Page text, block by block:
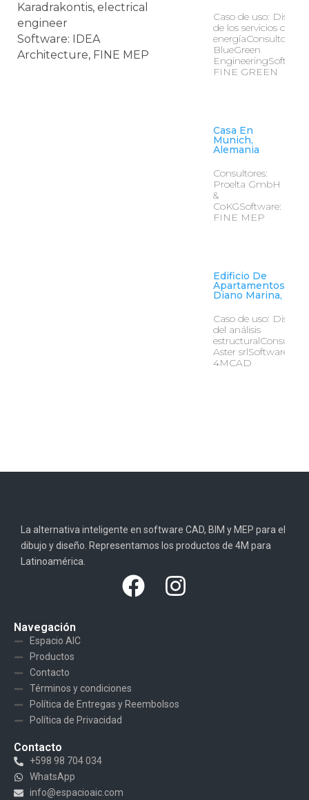
Karadrakontis, electrical
engineer
Software: IDEA
Architecture, FINE MEP
Caso de uso: Diseño
de los servicios de
energíaConsultores:
BlueGreen
FINE GREEN
Casa En
Munich,
Alemania
Consultores:
Proelta GmbH
&
CoKGSoftware:
FINE MEP
Edificio De
Apartamentos En
Diano Marina, Italia
Caso de uso: Diseño
del análisis
Aster srlSoftware:
4MCAD
La alternativa inteligente en software CAD, BIM y MEP para el
dibujo y diseño. Representamos los productos de 4M para
Latinoamérica.
Navegación
Espacio AIC
Productos
Contacto
Términos y condiciones
Política de Entregas y Reembolsos
Política de Privacidad
Contacto
+598 98 704 034
WhatsApp
info@espacioaic.com